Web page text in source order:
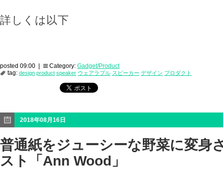
詳しくは以下
posted 09:00 | Category: Gadget/Product
tag: design product speaker ウェアラブル スピーカー デザイン プロダクト
2018年08月16日
普通紙をジューシーな野菜に変身
スト「Ann Wood」